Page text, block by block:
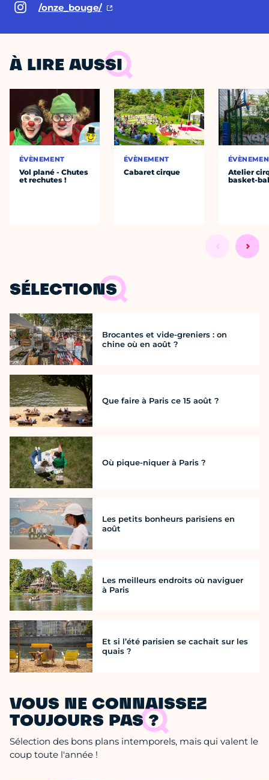
/onze_bouge/
À LIRE AUSSI
ÉVÈNEMENT
Vol plané - Chutes
et rechutes !
ÉVÈNEMENT
Cabaret cirque
Atelier
basket-
SÉLECTIONS
Brocantes et vide-greniers : on
chine où en août ?
Que faire à Paris ce 15 août ?
Où pique-niquer à Paris ?
Les petits bonheurs parisiens en
août
Les meilleurs endroits où naviguer
à Paris
Et si l’été parisien se cachait sur les
quais ?
VOUS NE CONNAISSEZ
TOUJOURS PAS ?
Sélection des bons plans intemporels, mais qui valent le
coup toute l'année !